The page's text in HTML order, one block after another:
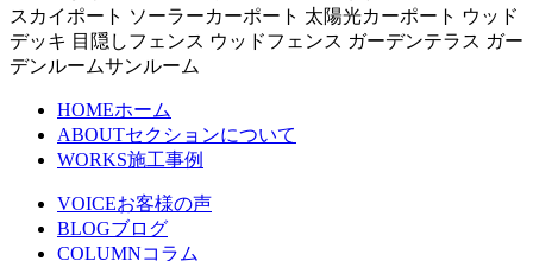
スカイポート ソーラーカーポート 太陽光カーポート ウッド
デッキ 目隠しフェンス ウッドフェンス ガーデンテラス ガー
デンルームサンルーム
HOMEホーム
ABOUTセクションについて
WORKS施工事例
VOICEお客様の声
BLOGブログ
COLUMNコラム